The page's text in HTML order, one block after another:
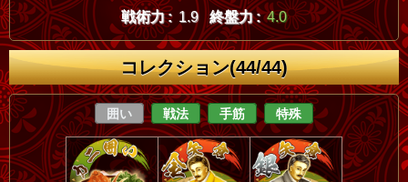
戦術力 : 1.9 終盤力 : 4.0
コレクション(44/44)
囲い 戦法 手筋 特殊